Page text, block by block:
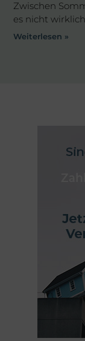
Zwischen
es nicht wirklich
Weiterlesen »